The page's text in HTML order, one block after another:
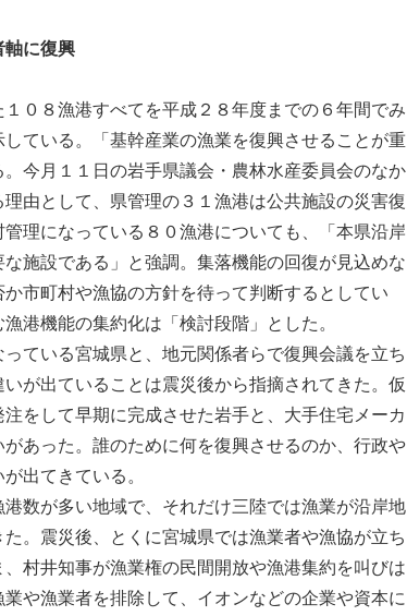
に復興
０８漁港すべてを平成２８年度までの６年間でみ
ている。「基幹産業の漁業を復興させることが重
今月１１日の岩手県議会・農林水産委員会のなか
由として、県管理の３１漁港は公共施設の災害復
理になっている８０漁港についても、「本県沿岸
施設である」と強調。集落機能の回復が見込めな
市町村や漁協の方針を待って判断するとしてい
港機能の集約化は「検討段階」とした。
ている宮城県と、地元関係者らで復興会議を立ち
が出ていることは震災後から指摘されてきた。仮
をして早期に完成させた岩手と、大手住宅メーカ
あった。誰のために何を復興させるのか、行政や
出てきている。
数が多い地域で、それだけ三陸では漁業が沿岸地
。震災後、とくに宮城県では漁業者や漁協が立ち
村井知事が漁業権の民間開放や漁港集約を叫びは
や漁業者を排除して、イオンなどの企業や資本に